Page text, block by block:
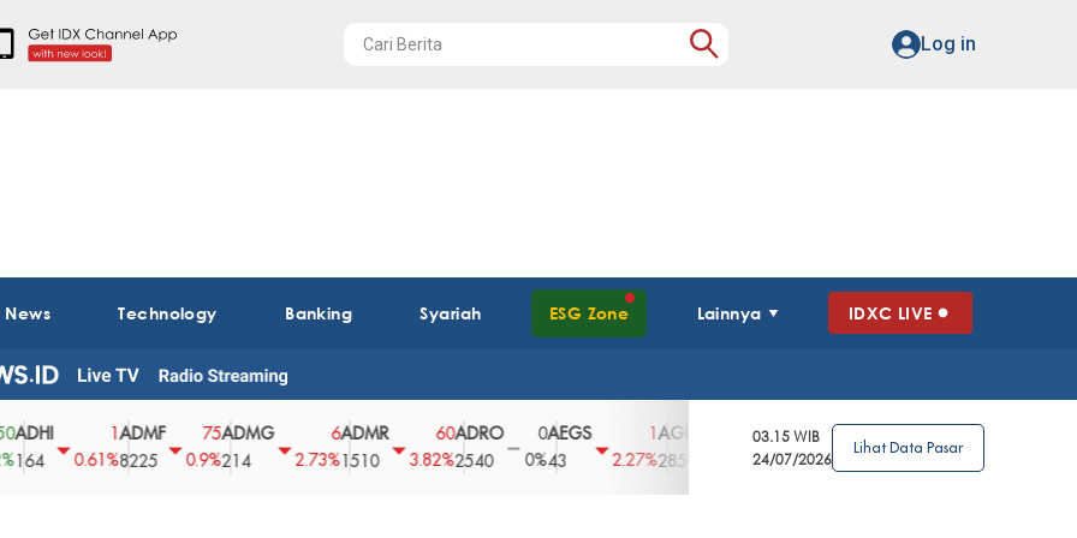
Log in
Technology Banking Syariah ESG Zone Lainnya IDXC LIVE
0.61%
ADMF
8225
75
0.9%
ADMG
214
2.73%
ADMR
1510
60
3.82%
ADRO
2540
0
0%
AEGS
2.27% 2850
3.39%
AGRO
4
2.63%
AGRS
0%
03.15 WIB
24/07/2026
Lihat Data Pasar